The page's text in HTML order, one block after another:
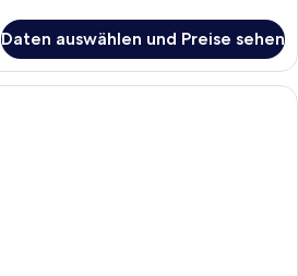
Daten auswählen und Preise sehen
Ein Hotelzimmer mit einem großen